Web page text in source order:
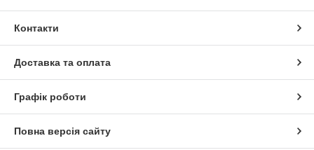
Контакти
Доставка та оплата
Графік роботи
Повна версія сайту